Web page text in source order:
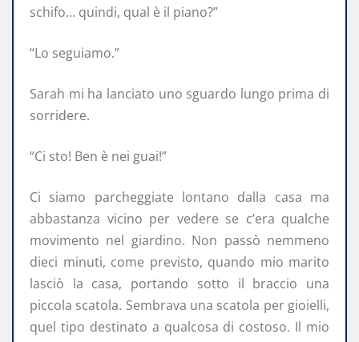
schifo… quindi, qual è il piano?”
“Lo seguiamo.”
Sarah mi ha lanciato uno sguardo lungo prima di
sorridere.
“Ci sto! Ben è nei guai!”
Ci siamo parcheggiate lontano dalla casa ma
abbastanza vicino per vedere se c’era qualche
movimento nel giardino. Non passò nemmeno
dieci minuti, come previsto, quando mio marito
lasciò la casa, portando sotto il braccio una
piccola scatola. Sembrava una scatola per gioielli,
quel tipo destinato a qualcosa di costoso. Il mio